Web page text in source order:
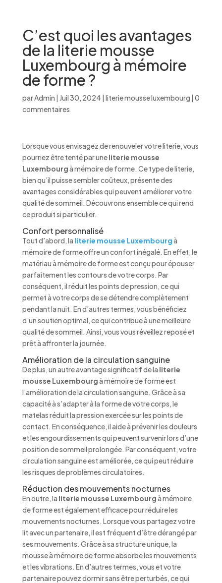
C’est quoi les avantages
de la literie mousse
Luxembourg à mémoire
de forme ?
parAdmin | Juil 30, 2024 | literie mousse luxembourg | 0
commentaires
Lorsque vous envisagez de renouveler votre literie, vous
pourriez être tenté par uneliterie mousse
Luxembourgà mémoire de forme. Ce type de literie,
bien qu’il puisse sembler coûteux, présente des
avantages considérables qui peuvent améliorer votre
qualité de sommeil. Découvrons ensemble ce qui rend
ce produit si particulier.
Confort personnalisé
Tout d’abord, la literie mousse Luxembourgà
mémoire de forme offre un confort inégalé. En effet, le
matériau à mémoire de forme est conçu pour épouser
parfaitement les contours de votre corps. Par
conséquent, il réduit les points de pression, ce qui
permet à votre corps de se détendre complètement
pendant la nuit. En d’autres termes, vous bénéficiez
d’un soutien optimal, ce qui contribue à une meilleure
qualité de sommeil. Ainsi, vous vous réveillez reposé et
prêt à affronter la journée.
Amélioration de la circulation sanguine
De plus, un autre avantage significatif de la literie
mousse Luxembourgà mémoire de forme est
l’amélioration de la circulation sanguine. Grâce à sa
capacité à s’adapter à la forme de votre corps, le
matelas réduit la pression exercée sur les points de
contact. En conséquence, il aide à prévenir les douleurs
et les engourdissements qui peuvent survenir lors d’une
position de sommeil prolongée. Par conséquent, votre
circulation sanguine est améliorée, ce qui peut réduire
les risques de problèmes circulatoires.
Réduction des mouvements nocturnes
En outre, la literie mousse Luxembourgà mémoire
de forme est également efficace pour réduire les
mouvements nocturnes. Lorsque vous partagez votre
lit avec un partenaire, il est fréquent d’être dérangé par
ses mouvements. Grâce à sa structure unique, la
mousse à mémoire de forme absorbe les mouvements
et les vibrations. En d’autres termes, vous et votre
partenaire pouvez dormir sans être perturbés, ce qui